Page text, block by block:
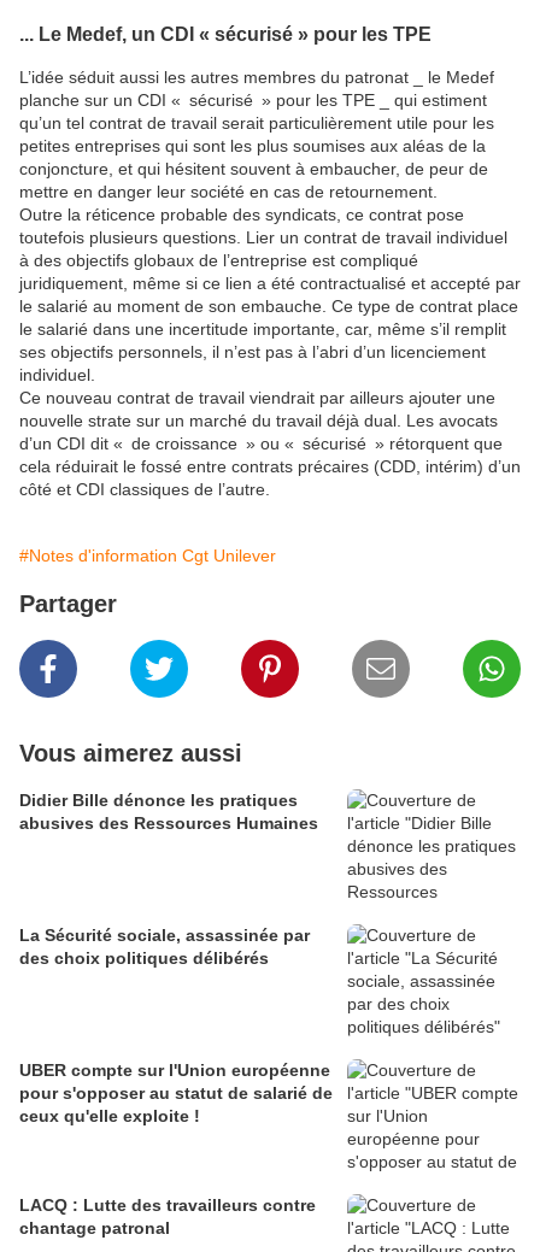
... Le Medef, un CDI « sécurisé » pour les TPE
L’idée séduit aussi les autres membres du patronat _ le Medef
planche sur un CDI « sécurisé » pour les TPE _ qui estiment
qu’un tel contrat de travail serait particulièrement utile pour les
petites entreprises qui sont les plus soumises aux aléas de la
conjoncture, et qui hésitent souvent à embaucher, de peur de
mettre en danger leur société en cas de retournement.
Outre la réticence probable des syndicats, ce contrat pose
toutefois plusieurs questions. Lier un contrat de travail individuel
à des objectifs globaux de l’entreprise est compliqué
juridiquement, même si ce lien a été contractualisé et accepté par
le salarié au moment de son embauche. Ce type de contrat place
le salarié dans une incertitude importante, car, même s’il remplit
ses objectifs personnels, il n’est pas à l’abri d’un licenciement
individuel.
Ce nouveau contrat de travail viendrait par ailleurs ajouter une
nouvelle strate sur un marché du travail déjà dual. Les avocats
d’un CDI dit « de croissance » ou « sécurisé » rétorquent que
cela réduirait le fossé entre contrats précaires (CDD, intérim) d’un
côté et CDI classiques de l’autre.
#Notes d'information Cgt Unilever
Partager
Vous aimerez aussi
Didier Bille dénonce les pratiques
abusives des Ressources Humaines
La Sécurité sociale, assassinée par
des choix politiques délibérés
UBER compte sur l'Union européenne
pour s'opposer au statut de salarié de
ceux qu'elle exploite !
LACQ : Lutte des travailleurs contre
chantage patronal